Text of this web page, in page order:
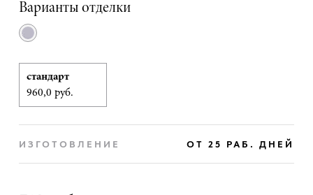
ИЗГОТОВЛЕНИЕ ОТ 25 РАБ. ДНЕЙ
Варианты отделки
стандарт
960,0 руб.